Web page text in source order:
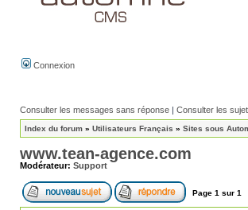
Connexion
Consulter les messages sans réponse | Consulter les
Index du forum » Utilisateurs Français » Sites sous
www.tean-agence.com
Modérateur: Support
Page 1 sur 1